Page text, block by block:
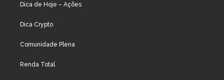
Dica de Hoje – Ações
Dica Crypto
Comunidade Plena
Renda Total